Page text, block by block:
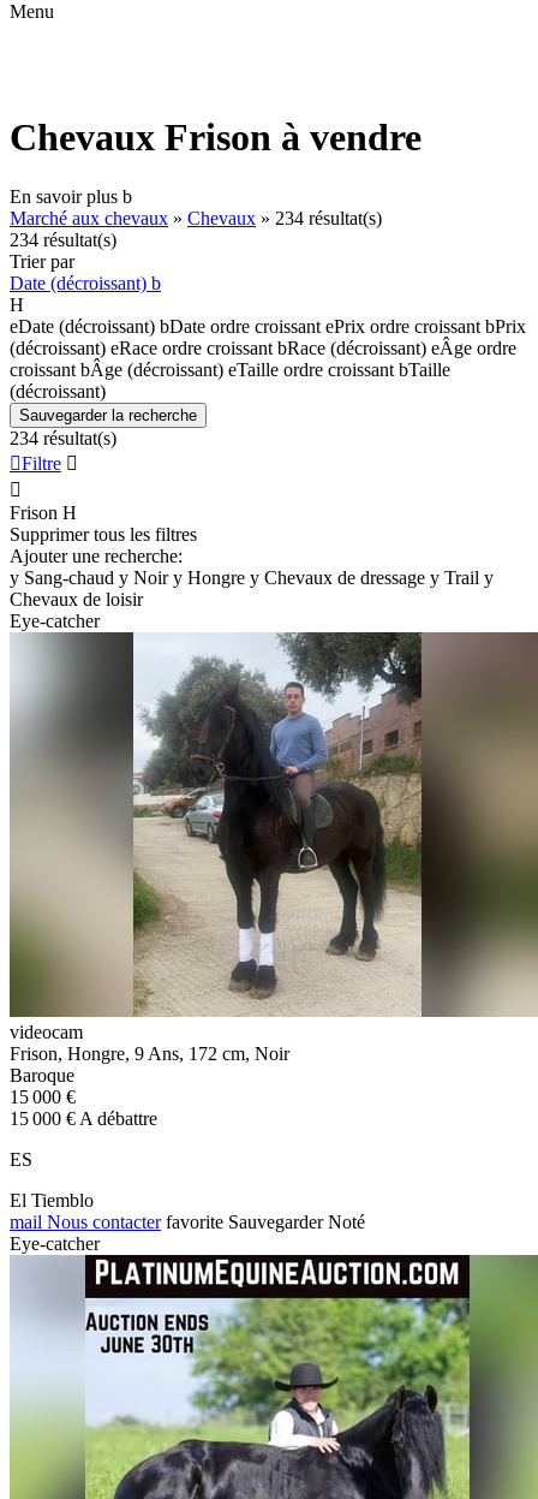
Menu
Chevaux Frison à vendre
En savoir plus b
Marché aux chevaux » Chevaux » 234 résultat(s)
234 résultat(s)
Trier par
Date (décroissant) b
H
eDate (décroissant) bDate ordre croissant ePrix ordre croissant bPrix
(décroissant) eRace ordre croissant bRace (décroissant) eÂge ordre
croissant bÂge (décroissant) eTaille ordre croissant bTaille
(décroissant)
Sauvegarder la recherche
234 résultat(s)
Filtre 

Frison H
Supprimer tous les filtres
Ajouter une recherche:
y Sang-chaud y Noir y Hongre y Chevaux de dressage y Trail y
Chevaux de loisir
Eye-catcher
videocam
Frison, Hongre, 9 Ans, 172 cm, Noir
Baroque
15 000 €
15 000 € A débattre
ES
El Tiemblo
mail Nous contacter favorite Sauvegarder Noté
Eye-catcher